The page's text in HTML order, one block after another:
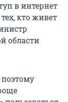
в интернет
кто живет
области